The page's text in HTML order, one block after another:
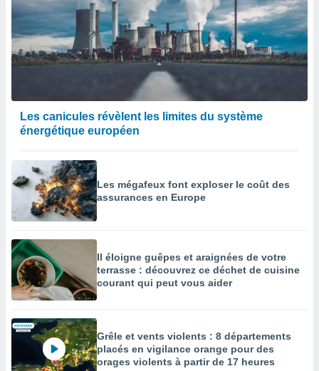
Les canicules révèlent les limites du système
énergétique européen
Les mégafeux font exploser le coût des
assurances en Europe
Il éloigne guêpes et araignées de votre
terrasse : découvrez ce déchet de cuisine
courant qui peut vous aider
Grêle et vents violents : 8 départements
placés en vigilance orange pour des
orages violents à partir de 17 heures